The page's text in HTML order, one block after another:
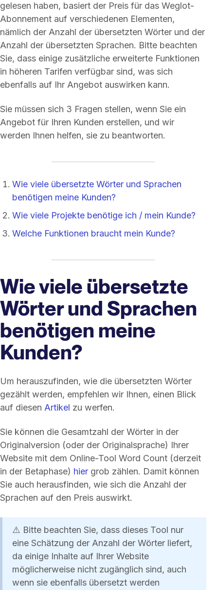
gelesen haben, basiert der Preis für das Weglot-
Abonnement auf verschiedenen Elementen,
nämlich der Anzahl der übersetzten Wörter und der
Anzahl der übersetzten Sprachen. Bitte beachten
Sie, dass einige zusätzliche erweiterte Funktionen
in höheren Tarifen verfügbar sind, was sich
ebenfalls auf Ihr Angebot auswirken kann.
Sie müssen sich 3 Fragen stellen, wenn Sie ein
Angebot für Ihren Kunden erstellen, und wir
werden Ihnen helfen, sie zu beantworten.
Wie viele übersetzte Wörter und Sprachen
benötigen meine Kunden?
Wie viele Projekte benötige ich / mein Kunde?
Welche Funktionen braucht mein Kunde?
Wie viele übersetzte
Wörter und Sprachen
benötigen meine
Kunden?
Um herauszufinden, wie die übersetzten Wörter
gezählt werden, empfehlen wir Ihnen, einen Blick
auf diesen Artikel zu werfen.
Sie können die Gesamtzahl der Wörter in der
Originalversion (oder der Originalsprache) Ihrer
Website mit dem Online-Tool Word Count (derzeit
in der Betaphase) hier grob zählen. Damit können
Sie auch herausfinden, wie sich die Anzahl der
Sprachen auf den Preis auswirkt.
⚠️ Bitte beachten Sie, dass dieses Tool nur
eine Schätzung der Anzahl der Wörter liefert,
da einige Inhalte auf Ihrer Website
möglicherweise nicht zugänglich sind, auch
wenn sie ebenfalls übersetzt werden